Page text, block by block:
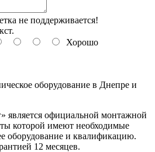
не поддерживается!
Хорошо
оборудование в Днепре и
является официальной монтажной
которой имеют необходимые
оборудование и квалификацию.
12 месяцев.